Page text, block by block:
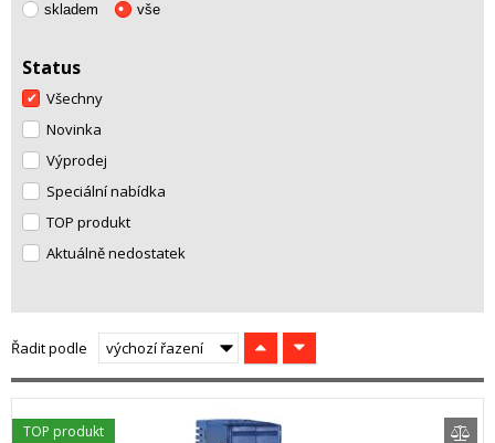
skladem vše
Status
Všechny
Novinka
Výprodej
Speciální nabídka
TOP produkt
Aktuálně nedostatek
Řadit podle
TOP produkt